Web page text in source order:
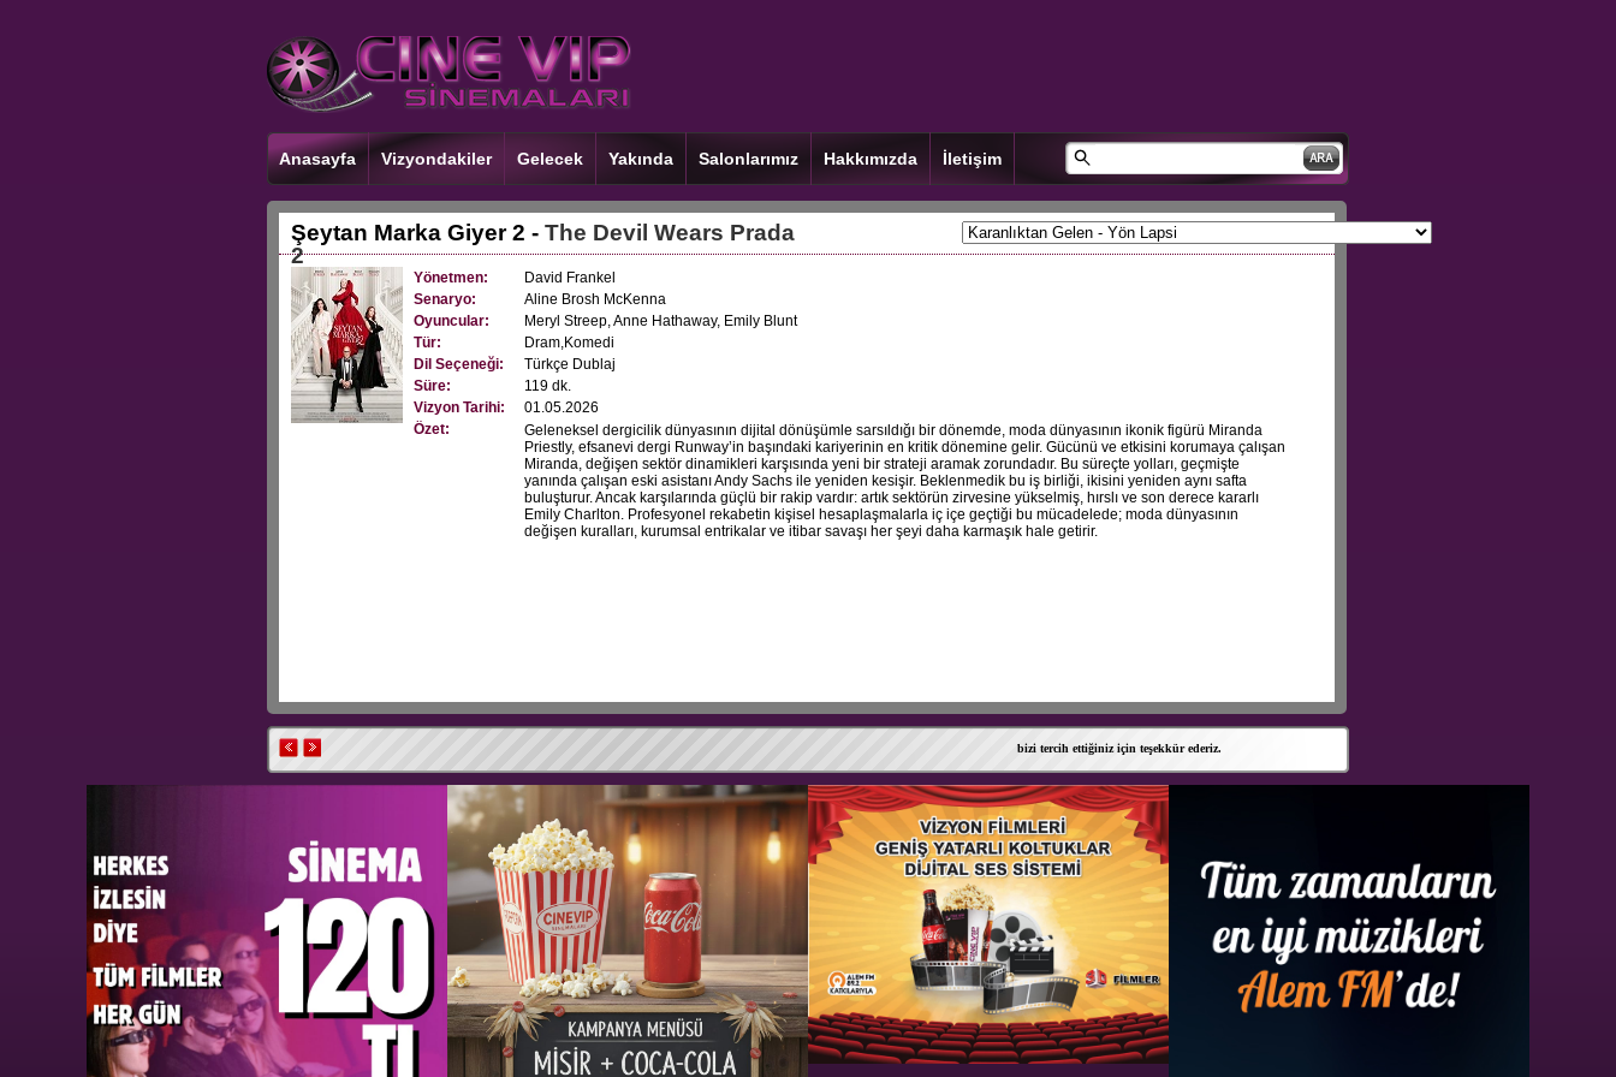
Anasayfa Vizyondakiler Gelecek Yakında Salonlarımız Hakkımızda İletişim
Şeytan Marka Giyer 2 - The Devil Wears Prada
2
Yönetmen:
David Frankel
Senaryo:
Aline Brosh McKenna
Oyuncular:
Meryl Streep, Anne Hathaway, Emily Blunt
Tür:
Dram,Komedi
Dil Seçeneği:
Türkçe Dublaj
Süre:
119 dk.
Vizyon Tarihi:
01.05.2026
Özet:
Geleneksel dergicilik dünyasının dijital dönüşümle sarsıldığı bir dönemde, moda dünyasının ikonik figürü Miranda
Priestly, efsanevi dergi Runway’in başındaki kariyerinin en kritik dönemine gelir. Gücünü ve etkisini korumaya çalışan
Miranda, değişen sektör dinamikleri karşısında yeni bir strateji aramak zorundadır. Bu süreçte yolları, geçmişte
yanında çalışan eski asistanı Andy Sachs ile yeniden kesişir. Beklenmedik bu iş birliği, ikisini yeniden aynı safta
buluşturur. Ancak karşılarında güçlü bir rakip vardır: artık sektörün zirvesine yükselmiş, hırslı ve son derece kararlı
Emily Charlton. Profesyonel rekabetin kişisel hesaplaşmalarla iç içe geçtiği bu mücadelede; moda dünyasının
değişen kuralları, kurumsal entrikalar ve itibar savaşı her şeyi daha karmaşık hale getirir.
bizi tercih ettiğiniz için teşekkür ederiz.